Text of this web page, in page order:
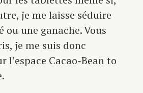
je me laisse séduire
une ganache. Vous
je me suis donc
l’espace Cacao-Bean to